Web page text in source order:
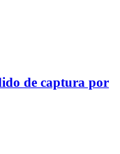
de captura por